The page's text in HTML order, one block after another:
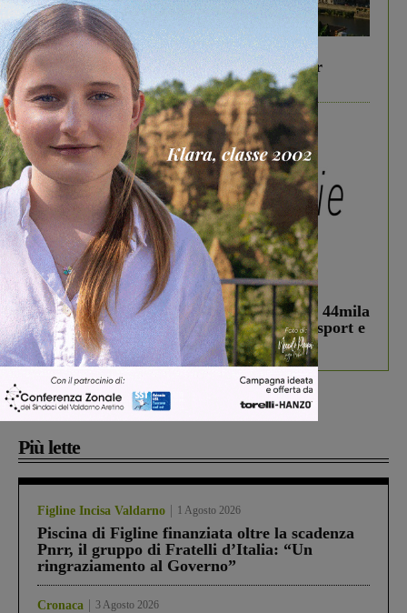
In vetrina 6 Agosto 2026
Gita di famiglia a Firenze: 5 idee per far
divertire i tuoi figli
In vetrina 3 Agosto 2026
Estra Notizie agosto: Smart Cities, oltre 44mila
studenti coinvolti, torna il bando per lo sport e
debutta il podcast Estrair
Più lette
Figline Incisa Valdarno 1 Agosto 2026
Piscina di Figline finanziata oltre la scadenza
Pnrr, il gruppo di Fratelli d’Italia: “Un
ringraziamento al Governo”
Cronaca 3 Agosto 2026